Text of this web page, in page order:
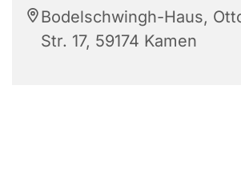
Bodelschwingh-Haus,
Str. 17, 59174 Kamen